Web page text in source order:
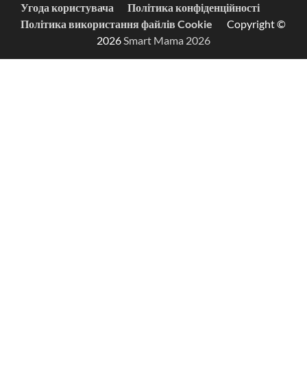
Угода користувача
Політика конфіденційності
Політика використання файлів Cookie
Copyright ©
2026Smart Mama 2026